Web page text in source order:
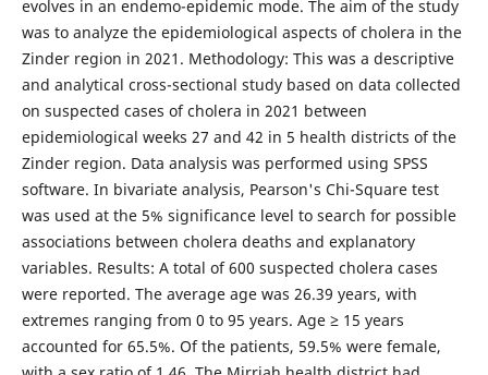
evolves in an endemo-epidemic mode. The aim of the study
was to analyze the epidemiological aspects of cholera in the
Zinder region in 2021. Methodology: This was a descriptive
and analytical cross-sectional study based on data collected
on suspected cases of cholera in 2021 between
epidemiological weeks 27 and 42 in 5 health districts of the
Zinder region. Data analysis was performed using SPSS
software. In bivariate analysis, Pearson's Chi-Square test
was used at the 5% significance level to search for possible
associations between cholera deaths and explanatory
variables. Results: A total of 600 suspected cholera cases
were reported. The average age was 26.39 years, with
extremes ranging from 0 to 95 years. Age ≥ 15 years
accounted for 65.5%. Of the patients, 59.5% were female,